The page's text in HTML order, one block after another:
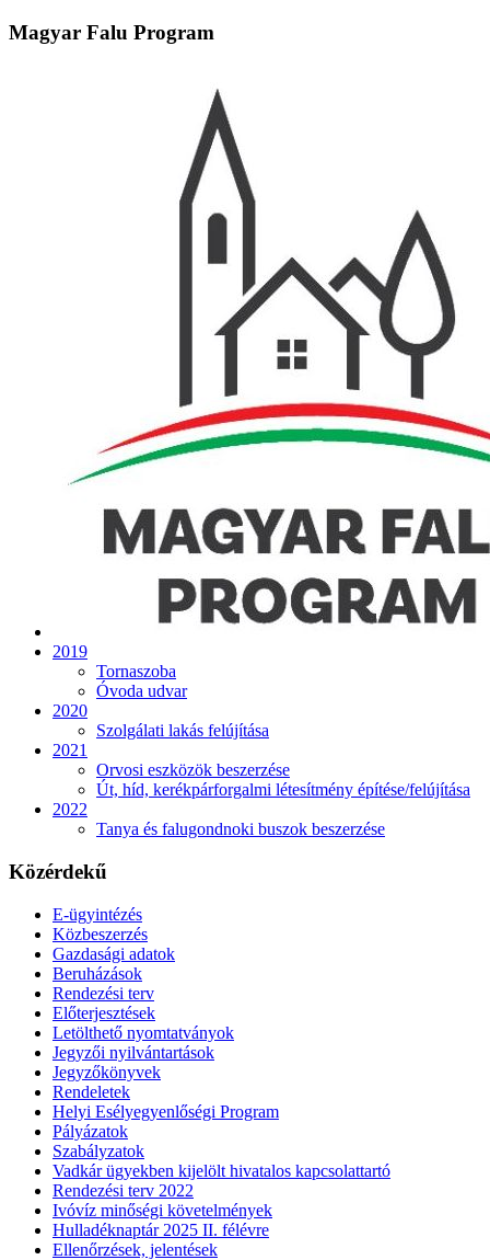
Magyar Falu Program
2019
Tornaszoba
Óvoda udvar
2020
Szolgálati lakás felújítása
2021
Orvosi eszközök beszerzése
Út, híd, kerékpárforgalmi létesítmény építése/felújítása
2022
Tanya és falugondnoki buszok beszerzése
Közérdekű
E-ügyintézés
Közbeszerzés
Gazdasági adatok
Beruházások
Rendezési terv
Előterjesztések
Letölthető nyomtatványok
Jegyzői nyilvántartások
Jegyzőkönyvek
Rendeletek
Helyi Esélyegyenlőségi Program
Pályázatok
Szabályzatok
Vadkár ügyekben kijelölt hivatalos kapcsolattartó
Rendezési terv 2022
Ivóvíz minőségi követelmények
Hulladéknaptár 2025 II. félévre
Ellenőrzések, jelentések